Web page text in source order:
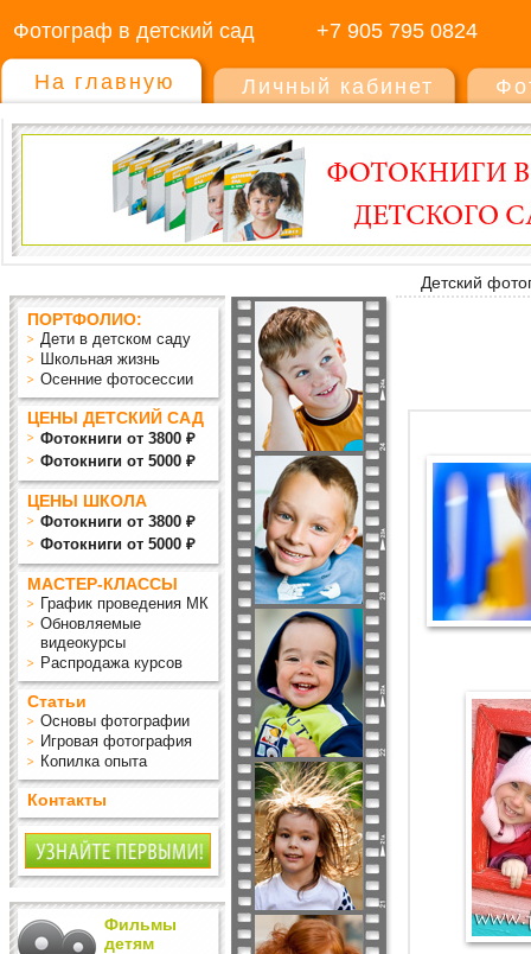
Фотограф в детский сад +7 905 795 0824
На главную Личный кабинет
Детский
ПОРТФОЛИО:
Дети в детском саду
Школьная жизнь
Осенние фотосессии
ЦЕНЫ ДЕТСКИЙ САД
Фотокниги от 3800 ₽
Фотокниги от 5000 ₽
ЦЕНЫ ШКОЛА
Фотокниги от 3800 ₽
Фотокниги от 5000 ₽
МАСТЕР-КЛАССЫ
График проведения МК
Обновляемые
видеокурсы
Распродажа курсов
Статьи
Основы фотографии
Игровая фотография
Копилка опыта
Контакты
Фильмы
детям